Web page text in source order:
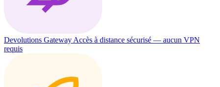
Devolutions Gateway Accès à distance sécurisé — aucun VPN
requis